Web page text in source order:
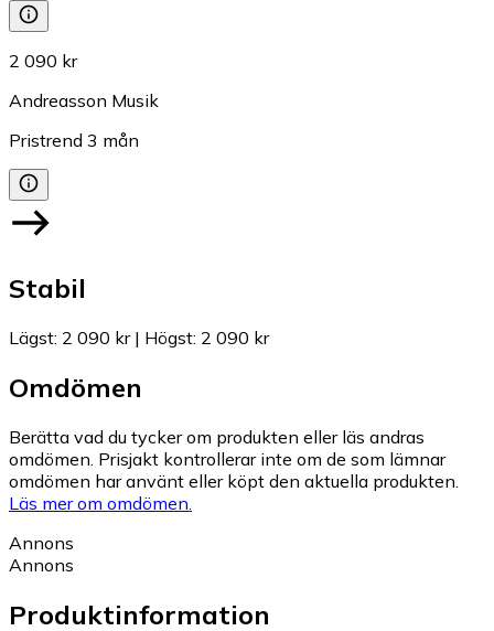
2 090 kr
Andreasson Musik
Pristrend 3 mån
Stabil
Lägst: 2 090 kr| Högst: 2 090 kr
Omdömen
Berätta vad du tycker om produkten eller läs andras
omdömen. Prisjakt kontrollerar inte om de som lämnar
omdömen har använt eller köpt den aktuella produkten.
Läs mer om omdömen.
Annons
Annons
Produktinformation